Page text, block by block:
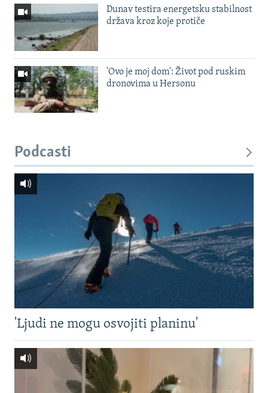
Dunav testira energetsku stabilnost
država kroz koje protiče
'Ovo je moj dom': Život pod ruskim
dronovima u Hersonu
Podcasti
'Ljudi ne mogu osvojiti planinu'